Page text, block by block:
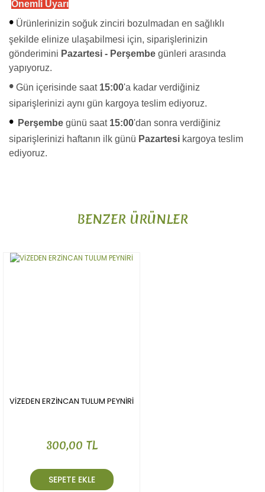
Önemli Uyarı
• Ürünlerinizin soğuk zinciri bozulmadan en sağlıklı
şekilde elinize ulaşabilmesi için, siparişlerinizin
gönderimini Pazartesi - Perşembe günleri arasında
yapıyoruz.
• Gün içerisinde saat 15:00'a kadar verdiğiniz
siparişlerinizi aynı gün kargoya teslim ediyoruz.
• Perşembe günü saat15:00'dan sonra verdiğiniz
siparişlerinizi haftanın ilk günü Pazartesi kargoya teslim
ediyoruz.
Görüş ve önerileriniz için teşekkür ederiz.
BENZER ÜRÜNLER
VİZEDEN ERZİNCAN TULUM PEYNİRİ
300,00 TL
SEPETE EKLE